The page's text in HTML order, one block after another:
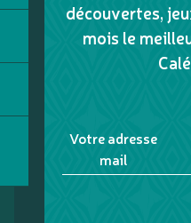
découvertes,
mois le
Votre adresse
mail